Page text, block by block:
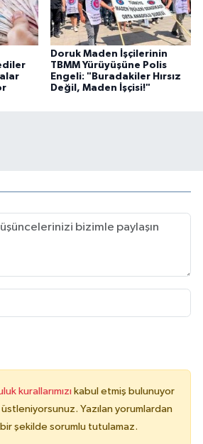
Doruk Maden İşçilerinin
TBMM Yürüyüşüne Polis
Engeli: "Buradakiler Hırsız
Değil, Maden İşçisi!"
kurallarımızı kabul etmiş bulunuyor
Yazılan yorumlardan
şekilde sorumlu tutulamaz.